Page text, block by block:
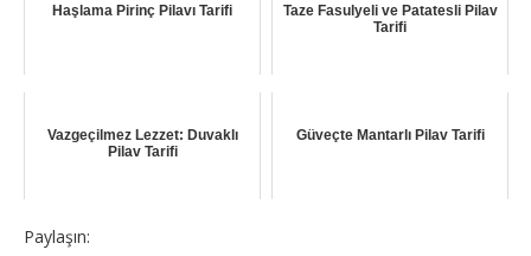
Haşlama Pirinç Pilavı Tarifi
Taze Fasulyeli ve Patatesli Pilav
Tarifi
Vazgeçilmez Lezzet: Duvaklı
Pilav Tarifi
Güveçte Mantarlı Pilav Tarifi
Paylaşın: